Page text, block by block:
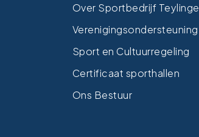
Over Sportbedrijf
Verenigingsondersteuning
Sport en Cultuurregeling
Certificaat sporthallen
Ons Bestuur